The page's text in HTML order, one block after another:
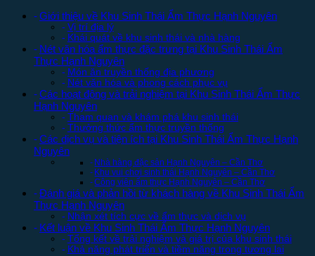
Giới thiệu về Khu Sinh Thái Ẩm Thực Hạnh Nguyên
Vị trí địa lý
Khái quát về khu sinh thái và nhà hàng
Nét văn hóa ẩm thực đặc trưng tại Khu Sinh Thái Ẩm
Thực Hạnh Nguyên
Món ăn truyền thống địa phương
Nét văn hóa và phong cách phục vụ
Các hoạt động và trải nghiệm tại Khu Sinh Thái Ẩm Thực
Hạnh Nguyên
Tham quan và khám phá khu sinh thái
Thưởng thức ẩm thực truyền thống
Các dịch vụ và tiện ích tại Khu Sinh Thái Ẩm Thực Hạnh
Nguyên
Nhà hàng đặc sản Hạnh Nguyên – Cần Thơ
Khu vui chơi sinh thái Hạnh Nguyên – Cần Thơ
Công viên ẩm thực Hạnh Nguyên – Cần Thơ
Đánh giá và phản hồi từ khách hàng về Khu Sinh Thái Ẩm
Thực Hạnh Nguyên
Nhận xét tích cực về ẩm thực và dịch vụ
Kết luận về Khu Sinh Thái Ẩm Thực Hạnh Nguyên
Tổng kết về trải nghiệm và giá trị của khu sinh thái
Khả năng phát triển và tiềm năng trong tương lai